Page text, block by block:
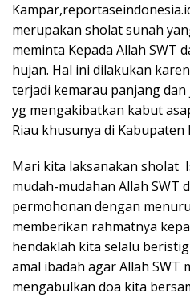
merupakan sholat sunah
meminta Kepada Allah SWT
hujan. Hal ini dilakukan
terjadi kemarau panjang
yg mengakibatkan kabut
Riau khusunya di Kabupaten
Mari kita laksanakan sholat
mudah-mudahan Allah SWT
permohonan dengan
memberikan rahmatnya
hendaklah kita selalu
amal ibadah agar Allah SWT
mengabulkan doa kita